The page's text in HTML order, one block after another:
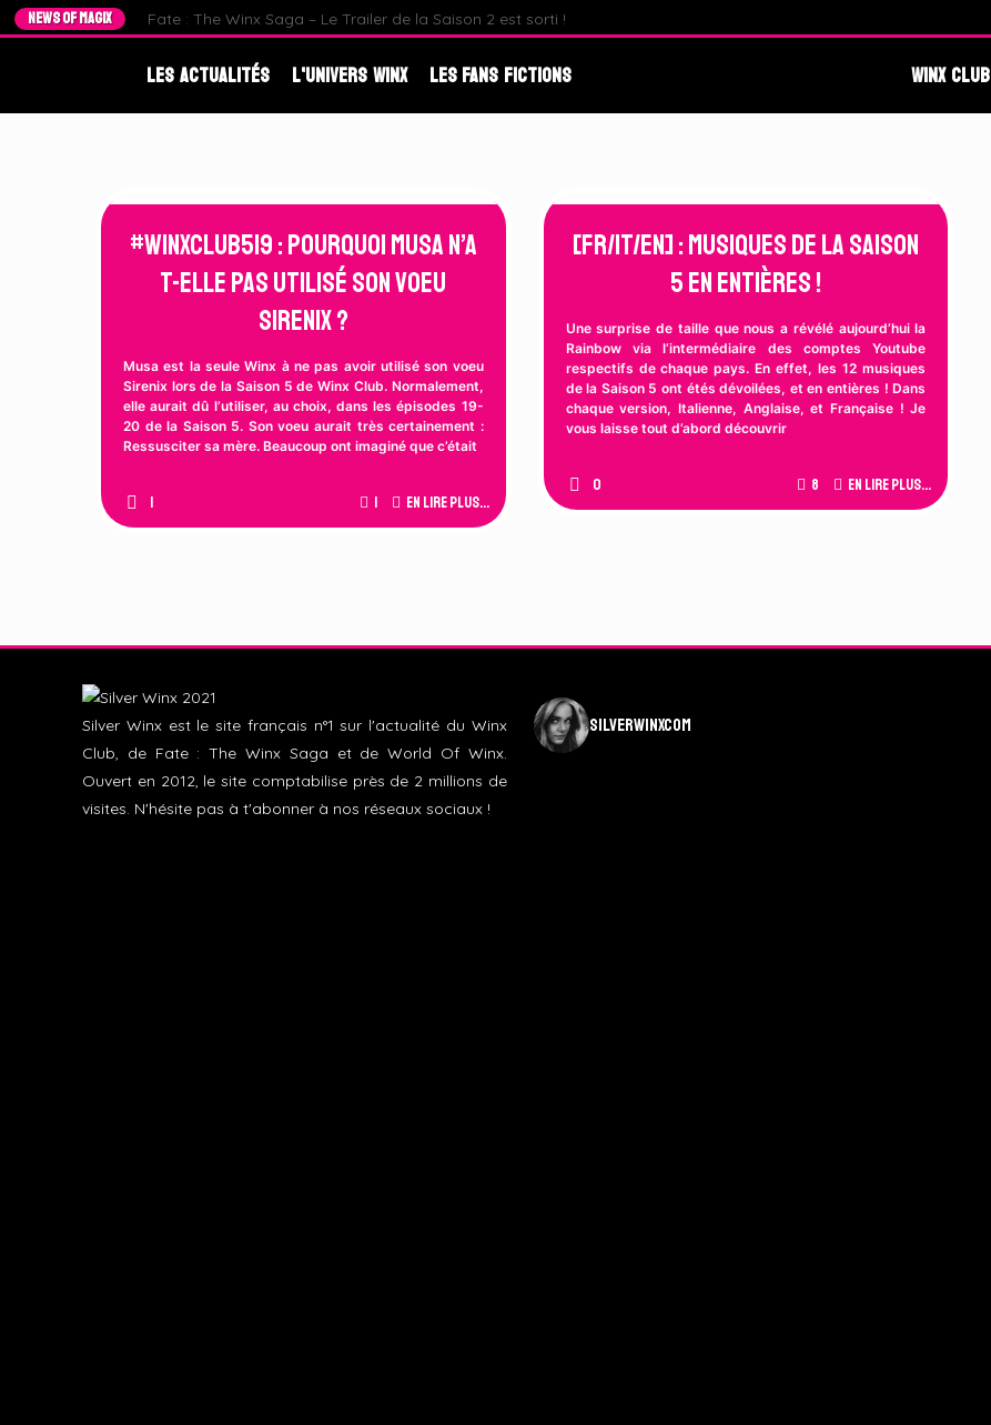
NEWS OF MAGIX Fate : The Winx Saga – Le Trailer de la Saison 2 est sorti !
Les Actualités L'Univers Winx Les Fans Fictions Winx Club
#WinxClub519 : Pourquoi Musa n’a
t-elle pas utilisé son Voeu
Sirenix ?
Musa est la seule Winx à ne pas avoir utilisé son voeu
Sirenix lors de la Saison 5 de Winx Club. Normalement,
elle aurait dû l’utiliser, au choix, dans les épisodes 19-
20 de la Saison 5. Son voeu aurait très certainement :
Ressusciter sa mère. Beaucoup ont imaginé que c’était
1 1 En lire plus...
[FR/IT/EN] : Musiques de la Saison
5 en entières !
Une surprise de taille que nous a révélé aujourd’hui la
Rainbow via l’intermédiaire des comptes Youtube
respectifs de chaque pays. En effet, les 12 musiques
de la Saison 5 ont étés dévoilées, et en entières ! Dans
chaque version, Italienne, Anglaise, et Française ! Je
vous laisse tout d’abord découvrir
0 8 En lire plus...
Silver Winx est le site français n°1 sur l'actualité du Winx
Club, de Fate : The Winx Saga et de World Of Winx.
Ouvert en 2012, le site comptabilise près de 2 millions de
visites. N'hésite pas à t'abonner à nos réseaux sociaux !
silverwinxcom